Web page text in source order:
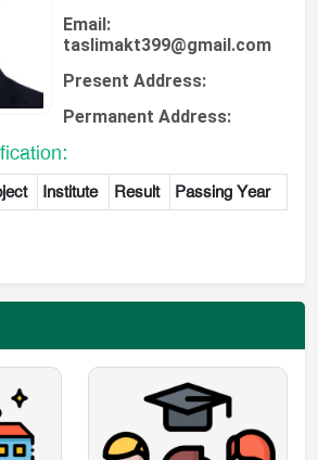
Email:
taslimakt399@gmail.com
Present Address:
Permanent Address:
Institute Result Passing Year